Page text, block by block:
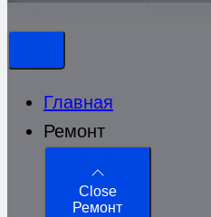
Главная
Ремонт
Close
Ремонт